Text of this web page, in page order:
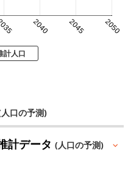
2040 2045 2050
計人口
口の予測)
計データ(人口の予測)